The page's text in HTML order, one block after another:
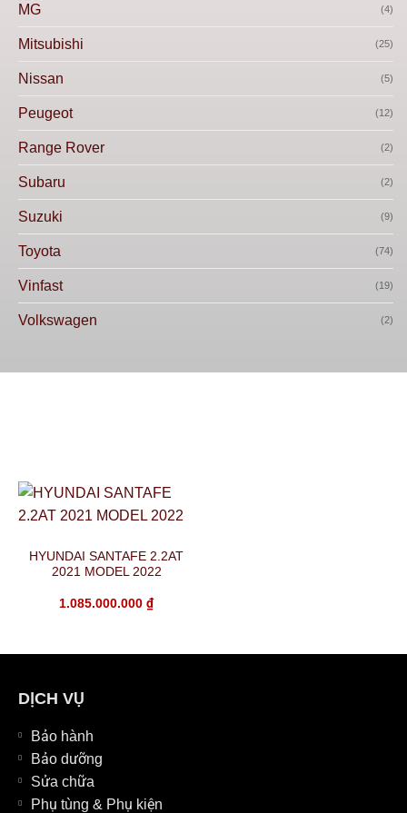
MG (4)
Mitsubishi (25)
Nissan (5)
Peugeot (12)
Range Rover (2)
Subaru (2)
Suzuki (9)
Toyota (74)
Vinfast (19)
Volkswagen (2)
HYUNDAI SANTAFE 2.2AT
2021 MODEL 2022
1.085.000.000 ₫
DỊCH VỤ
Bảo hành
Bảo dưỡng
Sửa chữa
Phụ tùng & Phụ kiện